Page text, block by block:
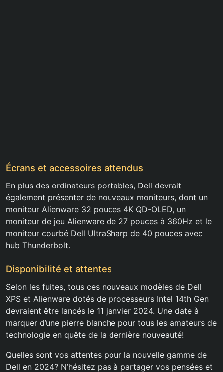
Écrans et accessoires attendus
En plus des ordinateurs portables, Dell devrait
également présenter de nouveaux moniteurs, dont un
moniteur Alienware 32 pouces 4K QD-OLED, un
moniteur de jeu Alienware de 27 pouces à 360Hz et le
moniteur courbé Dell UltraSharp de 40 pouces avec
hub Thunderbolt.
Disponibilité et attentes
Selon les fuites, tous ces nouveaux modèles de Dell
XPS et Alienware dotés de processeurs Intel 14th Gen
devraient être lancés le 11 janvier 2024. Une date à
marquer d’une pierre blanche pour tous les amateurs de
technologie en quête de la dernière nouveauté!
Quelles sont vos attentes pour la nouvelle gamme de
Dell en 2024? N’hésitez pas à partager vos pensées et